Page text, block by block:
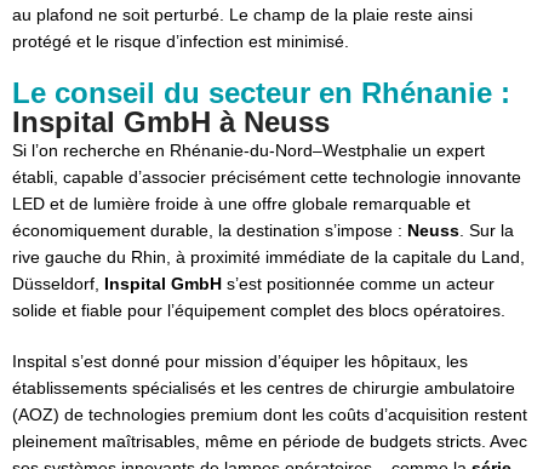
au plafond ne soit perturbé. Le champ de la plaie reste ainsi
protégé et le risque d’infection est minimisé.
Le conseil du secteur en Rhénanie :
Inspital GmbH à Neuss
Si l’on recherche en Rhénanie-du-Nord–Westphalie un expert
établi, capable d’associer précisément cette technologie innovante
LED et de lumière froide à une offre globale remarquable et
économiquement durable, la destination s’impose : Neuss. Sur la
rive gauche du Rhin, à proximité immédiate de la capitale du Land,
Düsseldorf, Inspital GmbH s’est positionnée comme un acteur
solide et fiable pour l’équipement complet des blocs opératoires.
Inspital s’est donné pour mission d’équiper les hôpitaux, les
établissements spécialisés et les centres de chirurgie ambulatoire
(AOZ) de technologies premium dont les coûts d’acquisition restent
pleinement maîtrisables, même en période de budgets stricts. Avec